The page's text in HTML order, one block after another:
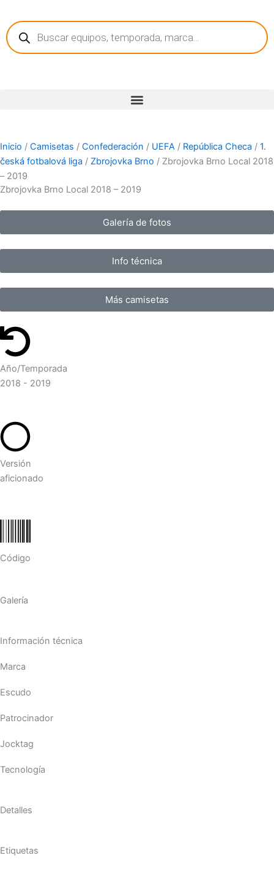
contenido
Búsqueda
de
productos
Inicio / Camisetas / Confederación / UEFA / República Checa / 1.
česká fotbalová liga / Zbrojovka Brno / Zbrojovka Brno Local 2018
– 2019
Zbrojovka Brno Local 2018 – 2019
Galería de fotos
Info técnica
Más camisetas
Año/Temporada
2018 - 2019
Versión
aficionado
Código
Galería
Información técnica
Marca
Escudo
Patrocinador
Jocktag
Tecnología
Detalles
Etiquetas